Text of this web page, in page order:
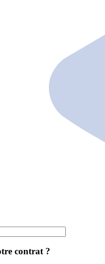
contrat ?